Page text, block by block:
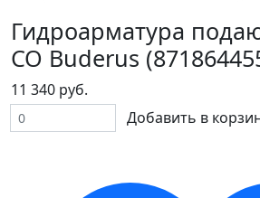
Гидроарматура
СО Buderus
11 340 руб.
Добавить в